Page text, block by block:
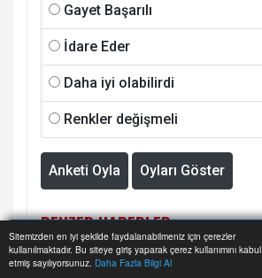
Sitemizden en iyi şekilde faydalanabilmeniz için çerezler
kullanılmaktadır. Bu siteye giriş yaparak çerez kullanımını kabul
etmiş sayılıyorsunuz. Daha Fazla Bilgi Al
Gayet Başarılı
İdare Eder
Daha iyi olabilirdi
Renkler değişmeli
Anketi Oyla Oyları Göster
BENZER HABERLER
Anasayfa Yazarlar Haber Ara